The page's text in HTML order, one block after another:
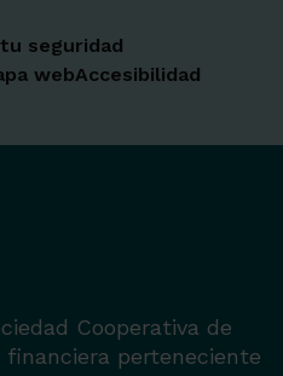
seguridad
webAccesibilidad
Cooperativa de
perteneciente